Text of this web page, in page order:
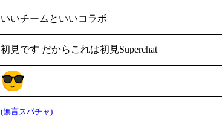
いいチームといいコラボ
初見です だからこれは初見Superchat
(無言スパチャ)